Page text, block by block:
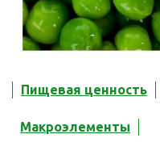
Пищевая ценность
Макроэлементы